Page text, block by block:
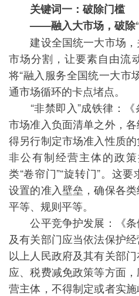
关键词一：破除门槛
——融入大市场，破除“
建设全国统一大市场，
市场分割，让要素自由流
将“融入服务全国统一大市
通市场循环的卡点堵点。
“非禁即入”成铁律：《
市场准入负面清单之外，
得另行制定市场准入性质
非公有制经营主体的政
类“卷帘门”“旋转门”。这
设置的准入壁垒，确保各
平等、规则平等。
公平竞争护发展：《条
及有关部门应当依法保护
以上人民政府及其有关部
应、税费减免政策等方面
营主体，不得制定或者实